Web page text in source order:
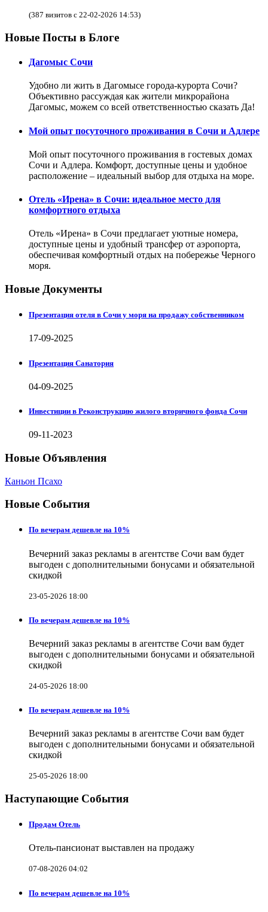
(387 визитов с 22-02-2026 14:53)
Новые Посты в Блоге
Дагомыс Сочи
Удобно ли жить в Дагомысе города-курорта Сочи?
Объективно рассуждая как жители микрорайона
Дагомыс, можем со всей ответственностью сказать Да!
Мой опыт посуточного проживания в Сочи и Адлере
Мой опыт посуточного проживания в гостевых домах
Сочи и Адлера. Комфорт, доступные цены и удобное
расположение – идеальный выбор для отдыха на море.
Отель «Ирена» в Сочи: идеальное место для
комфортного отдыха
Отель «Ирена» в Сочи предлагает уютные номера,
доступные цены и удобный трансфер от аэропорта,
обеспечивая комфортный отдых на побережье Черного
моря.
Новые Документы
Презентация отеля в Сочи у моря на продажу собственником
17-09-2025
Презентация Санатория
04-09-2025
Инвестиции в Реконструкцию жилого вторичного фонда Сочи
09-11-2023
Новые Объявления
Каньон Псахо
Новые События
По вечерам дешевле на 10%
Вечерний заказ рекламы в агентстве Сочи вам будет
выгоден с дополнительными бонусами и обязательной
скидкой
23-05-2026 18:00
По вечерам дешевле на 10%
Вечерний заказ рекламы в агентстве Сочи вам будет
выгоден с дополнительными бонусами и обязательной
скидкой
24-05-2026 18:00
По вечерам дешевле на 10%
Вечерний заказ рекламы в агентстве Сочи вам будет
выгоден с дополнительными бонусами и обязательной
скидкой
25-05-2026 18:00
Наступающие События
Продам Отель
Отель-пансионат выставлен на продажу
07-08-2026 04:02
По вечерам дешевле на 10%